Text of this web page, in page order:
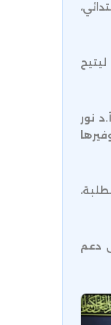
نور
دعم